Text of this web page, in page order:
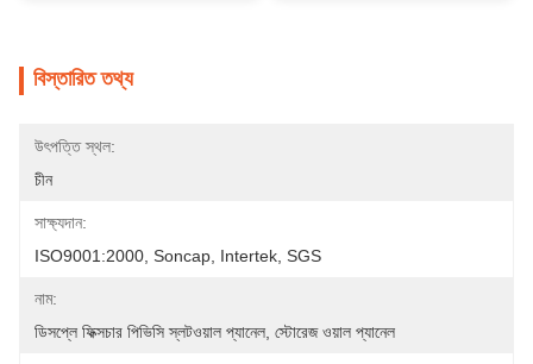
বিস্তারিত তথ্য
উৎপত্তি স্থল:
চীন
সাক্ষ্যদান:
ISO9001:2000, Soncap, Intertek, SGS
নাম:
ডিসপ্লে ফিক্সচার পিভিসি স্লটওয়াল প্যানেল, স্টোরেজ ওয়াল প্যানেল